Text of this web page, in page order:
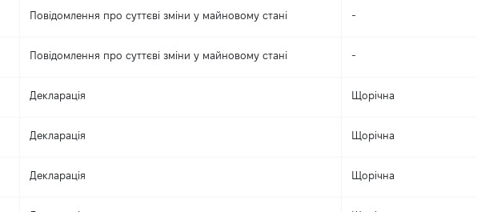
Повідомлення про суттєві зміни y майновому стані -
Повідомлення про суттєві зміни y майновому стані -
Декларація Щорічна
Декларація Щорічна
Декларація Щорічна